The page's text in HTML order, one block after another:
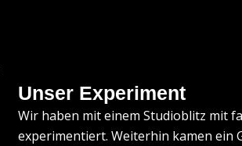
Unser Experiment
Wir haben mit einem Studioblitz mit
experimentiert. Weiterhin kamen ein